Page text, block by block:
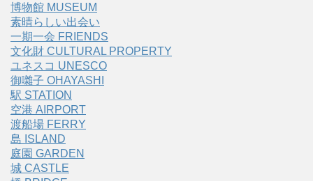
博物館 MUSEUM
素晴らしい出会い
一期一会 FRIENDS
文化財 CULTURAL PROPERTY
ユネスコ UNESCO
御囃子 OHAYASHI
駅 STATION
空港 AIRPORT
渡船場 FERRY
島 ISLAND
庭園 GARDEN
城 CASTLE